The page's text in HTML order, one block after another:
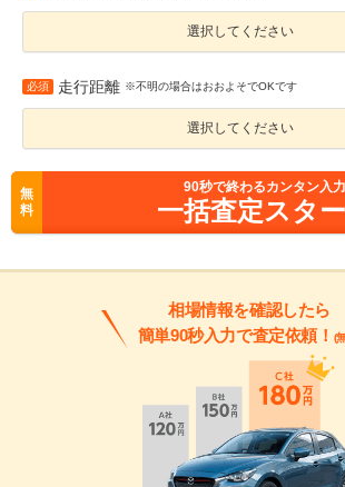
選択してください
必須 走行距離 ※不明の場合はおおよそでOKです
選択してください
無
料
90秒で終わるカンタン入力
一括査定スタ
相場情報を確認したら
簡単90秒入力で査定依頼！ (